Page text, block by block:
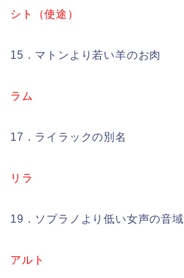
シト（使途）
15．マトンより若い羊のお肉
ラム
17．ライラックの別名
リラ
19．ソプラノより低い女声の音域
アルト